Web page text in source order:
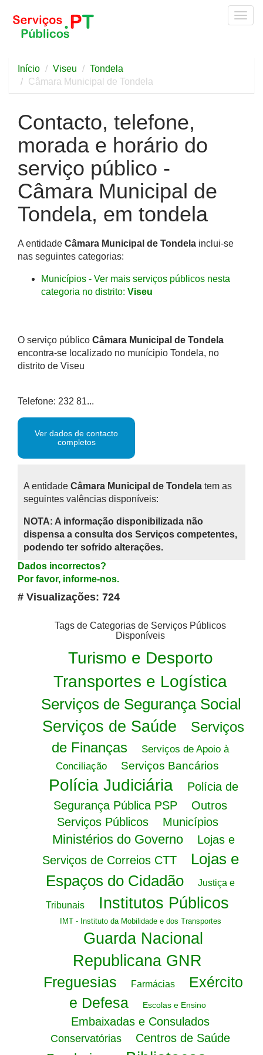
Início Viseu
Tondela
Câmara Municipal de Tondela
Contacto, telefone,
morada e horário do
serviço público -
Câmara Municipal de
Tondela, em tondela
A entidade Câmara Municipal de Tondela inclui-se
nas seguintes categorias:
Municípios - Ver mais serviços públicos nesta
categoria no distrito: Viseu
O serviço público Câmara Municipal de Tondela
encontra-se localizado no munícipio Tondela, no
distrito de Viseu
Telefone: 232 81...
Ver dados de contacto
completos
A entidade Câmara Municipal de Tondela tem as
seguintes valências disponíveis:
NOTA: A informação disponibilizada não
dispensa a consulta dos Serviços competentes,
podendo ter sofrido alterações.
Dados incorrectos?
Por favor, informe-nos.
# Visualizações: 724
Tags de Categorias de Serviços Públicos
Disponíveis
Turismo e Desporto
Transportes e Logística
Serviços de Segurança Social
Serviços de Saúde
Serviços
de Finanças
Serviços de Apoio à
Conciliação
Serviços Bancários
Polícia Judiciária
Polícia de
Segurança Pública PSP
Outros
Serviços Públicos
Municípios
Ministérios do Governo
Lojas e
Serviços de Correios CTT
Lojas e
Espaços do Cidadão
Justiça e
Tribunais Institutos Públicos
IMT - Instituto da Mobilidade e dos Transportes
Guarda Nacional
Republicana GNR
Freguesias Farmácias
Exército
e Defesa
Escolas e Ensino
Embaixadas e Consulados
Conservatórias Centros de Saúde